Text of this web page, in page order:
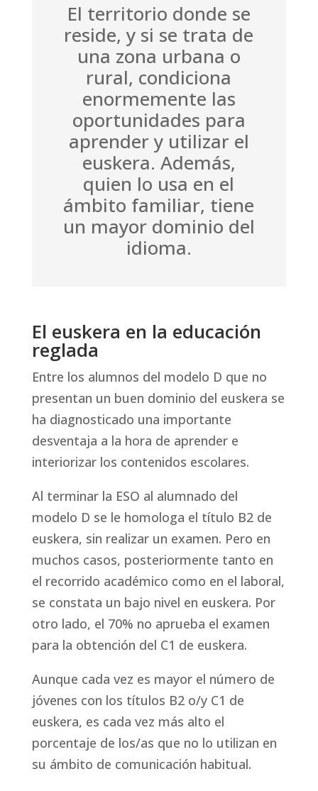
El territorio donde se
reside, y si se trata de
una zona urbana o
rural, condiciona
enormemente las
oportunidades para
aprender y utilizar el
euskera. Además,
quien lo usa en el
ámbito familiar, tiene
un mayor dominio del
idioma.
El euskera en la educación
reglada
Entre los alumnos del modelo D que no
presentan un buen dominio del euskera se
ha diagnosticado una importante
desventaja a la hora de aprender e
interiorizar los contenidos escolares.
Al terminar la ESO al alumnado del
modelo D se le homologa el título B2 de
euskera, sin realizar un examen. Pero en
muchos casos, posteriormente tanto en
el recorrido académico como en el laboral,
se constata un bajo nivel en euskera. Por
otro lado, el 70% no aprueba el examen
para la obtención del C1 de euskera.
Aunque cada vez es mayor el número de
jóvenes con los títulos B2 o/y C1 de
euskera, es cada vez más alto el
porcentaje de los/as que no lo utilizan en
su ámbito de comunicación habitual.